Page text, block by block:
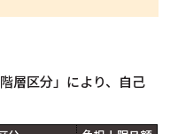
層区分」により、自己